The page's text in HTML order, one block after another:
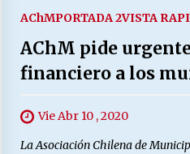
AChMPORTADA 2VISTA
AChM pide
financiero a los
Vie Abr 10 , 2020
La Asociación Chilena de